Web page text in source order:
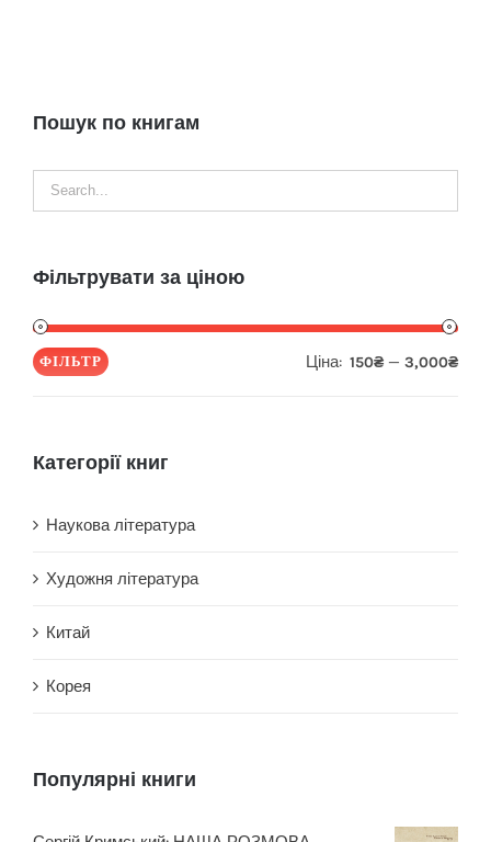
Пошук по книгам
Фільтрувати за ціною
ФІЛЬТР Ціна: 150₴ — 3,000₴
Категорії книг
Наукова література
Художня література
Китай
Корея
Популярні книги